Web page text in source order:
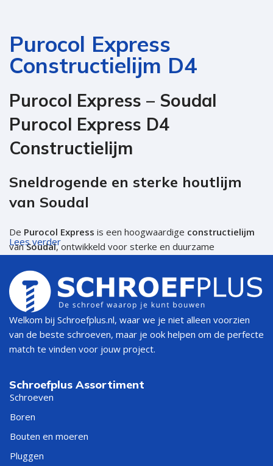
Purocol Express
Constructielijm D4
Purocol Express – Soudal
Purocol Express D4
Constructielijm
Sneldrogende en sterke houtlijm
van Soudal
De Purocol Express is een hoogwaardige constructielijm
vanSoudal, ontwikkeld voor sterke en duurzame
bekend om zijn snelle droogtijd, krachtige hechting en
vochtbestendige eigenschappen. Perfect voor zowel
professionals als doe-het-zelvers die op zoek zijn naar een
betrouwbare houtlijm voor binnen- en buitentoepassingen.
Waarom kiezen voor Soudal
Sneldrogend
D4-classificatie
Sterke hechting– verlijmt massief hout, spaanplaat, MDF
en multiplex
Lees verder
Welkom bij Schroefplus.nl, waar we je niet alleen voorzien
van de beste schroeven, maar je ook helpen om de perfecte
match te vinden voor jouw project.
Schroefplus Assortiment
Schroeven
Boren
Bouten en moeren
Pluggen